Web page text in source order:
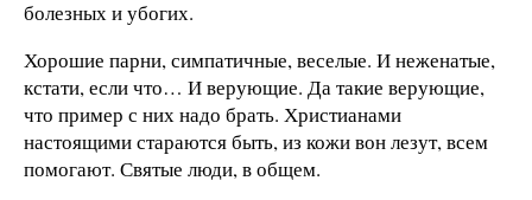
болезных и убогих.
Хорошие парни, симпатичные, веселые. И неженатые,
кстати, если что… И верующие. Да такие верующие,
что пример с них надо брать. Христианами
настоящими стараются быть, из кожи вон лезут, всем
помогают. Святые люди, в общем.